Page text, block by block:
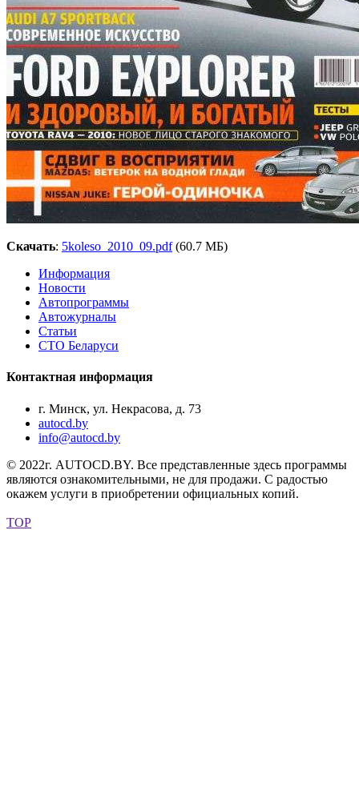
Скачать: 5koleso_2010_09.pdf (60.7 МБ)
Информация
Новости
Автопрограммы
Автожурналы
Статьи
СТО Беларуси
Контактная информация
г. Минск, ул. Некрасова, д. 73
autocd.by
info@autocd.by
© 2022г. AUTOCD.BY. Все представленные здесь программы
являются ознакомительными, не для продажи. С радостью
окажем услуги в приобретении официальных копий.
TOP